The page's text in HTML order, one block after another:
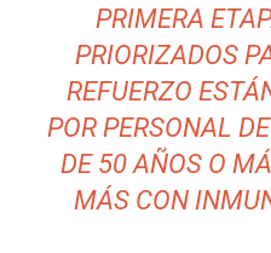
PRIMERA
PRIORIZADOS
REFUERZO
POR PERSONAL
DE 50 AÑOS O
MÁS CON